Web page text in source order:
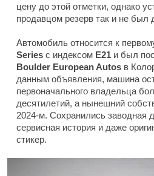
цену до этой отметки, однако
продавцом резерв так и не был
Автомобиль относится к
Series с индексом E21 и был
Boulder European Autos в
данным объявления, машина
первоначального владельца
десятилетий, а нынешний
2024-м. Сохранились заводная
сервисная история и даже
стикер.